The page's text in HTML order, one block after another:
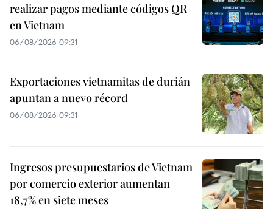
realizar pagos mediante códigos QR
en Vietnam
06/08/2026 09:31
Exportaciones vietnamitas de durián
apuntan a nuevo récord
06/08/2026 09:31
Ingresos presupuestarios de Vietnam
por comercio exterior aumentan
18,7% en siete meses